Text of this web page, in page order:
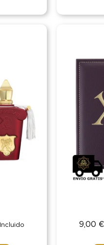
9,00 €